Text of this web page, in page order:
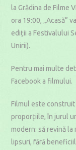
la Grădina de Filme
ora 19:00, „Acasă”
ediții a Festivalului
Unirii).
Pentru mai multe
Facebook a filmului.
Filmul este
proporțiile, în jurul
modern: să revină
lipsuri, fără